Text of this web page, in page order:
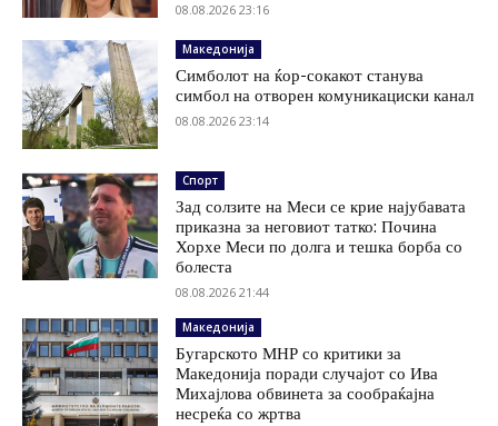
08.08.2026 23:16
Македонија
Симболот на ќор-сокакот станува
симбол на отворен комуникациски канал
08.08.2026 23:14
Спорт
Зад солзите на Меси се крие најубавата
приказна за неговиот татко: Почина
Хорхе Меси по долга и тешка борба со
болеста
08.08.2026 21:44
Македонија
Бугарското МНР со критики за
Македонија поради случајот со Ива
Михајлова обвинета за сообраќајна
несреќа со жртва